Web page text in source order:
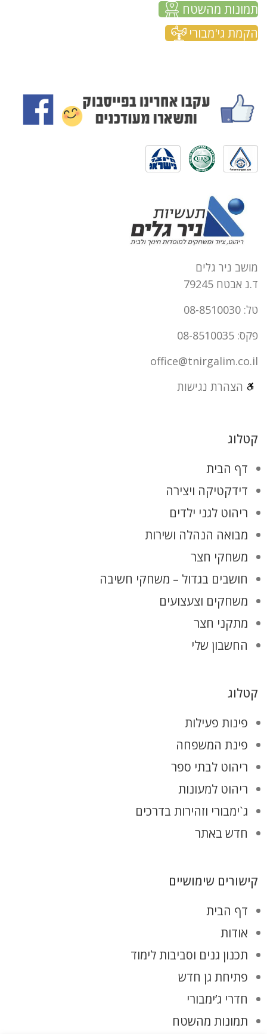
תמונות מהשטח
הקמת גי'מבורי
מושב ניר גלים
ד.נ אבטח 79245
טל: 08-8510030
פקס: 08-8510035
office@tnirgalim.co.il
הצהרת נגישות
קטלוג
דף הבית
דידקטיקה ויצירה
ריהוט לגני ילדים
מבואה הנהלה ושירות
משחקי חצר
חושבים בגדול – משחקי חשיבה
משחקים וצעצועים
מתקני חצר
החשבון שלי
קטלוג
פינות פעילות
פינת המשפחה
ריהוט לבתי ספר
ריהוט למעונות
ג`ימבורי וזהירות בדרכים
חדש באתר
קישורים שימושיים
דף הבית
אודות
תכנון גנים וסביבות לימוד
פתיחת גן חדש
חדרי ג’ימבורי
תמונות מהשטח